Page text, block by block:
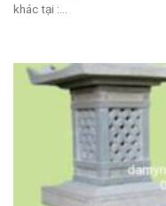
khác tại :...